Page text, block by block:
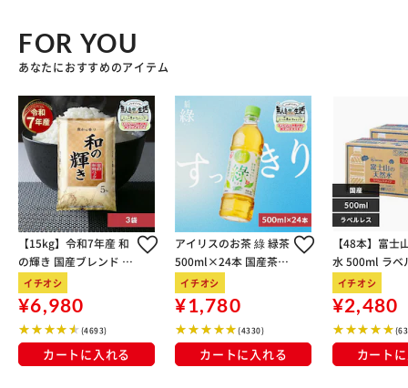
FOR YOU
あなたにおすすめのアイテム
【15kg】令和7年産 和
の輝き 国産ブレンド 5
kg×3袋
イチオシ
¥6,980
(4693)
カートに入れる
アイリスのお茶 綠 緑茶
500ml×24本 国産茶葉
100％使用
イチオシ
¥1,780
(4330)
カートに入れる
【48本】富士
水 500ml ラベ
イチオシ
¥2,480
カート